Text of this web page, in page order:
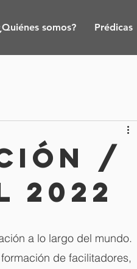
somos? Prédicas
/
2022
a lo largo del mundo.
de facilitadores,